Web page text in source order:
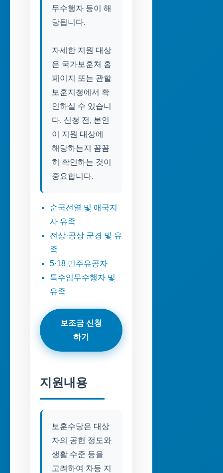
무수행자 등이 해
당됩니다.
자세한 지원 대상
은 국가보훈처 홈
페이지 또는 관할
보훈지청에서 확
인하실 수 있습니
다. 신청 전, 본인
이 지원 대상에
해당하는지 꼼꼼
히 확인하는 것이
중요합니다.
순국선열 및 애국지
사 유족
전상·공상 군경 및 유
족
5·18 민주유공자
특수임무수행자 및
유족
보조금 신청
하기
지원내용
보훈수당은 대상
자의 공헌 정도와
생활 수준 등을
고려하여 차등 지